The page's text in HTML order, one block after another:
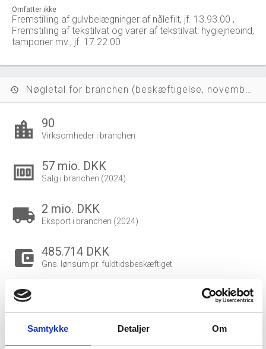
Samtykke Detaljer Om
Omfatter ikke
Fremstilling af gulvbelægninger af nålefilt, jf. 13.93.00 ,
Fremstilling af tekstilvat og varer af tekstilvat: hygiejnebind,
tamponer mv., jf. 17.22.00
history Nøgletal for branchen (beskæftigelse, november 2023)
location_city 90
Virksomheder i branchen
money 57 mio. DKK
Salg i branchen (2024)
local_shipping 2 mio. DKK
Eksport i branchen (2024)
account_balance_wallet 485.714 DKK
Gns. lønsum pr. fuldtidsbeskæftiget
people_outline
group 35